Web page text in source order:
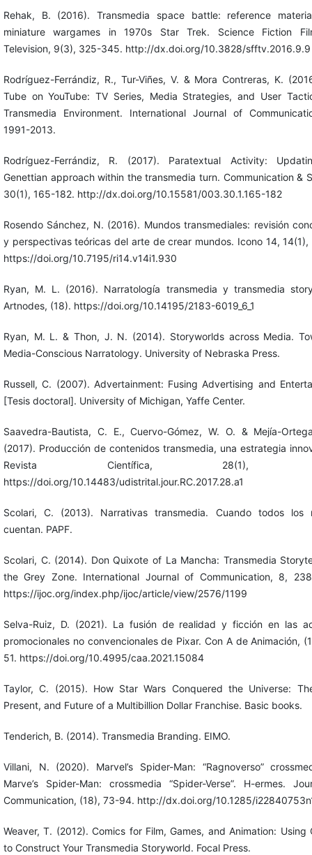
Rehak, B. (2016). Transmedia space battle: reference
miniature wargames in 1970s Star Trek. Science Fiction
Television, 9(3), 325-345. http://dx.doi.org/10.3828/sfftv.2016.9.9
Rodríguez-Ferrándiz, R., Tur-Viñes, V. & Mora Contreras, K.
Tube on YouTube: TV Series, Media Strategies, and User
Transmedia Environment. International Journal of
1991-2013.
Rodríguez-Ferrándiz, R. (2017). Paratextual Activity:
Genettian approach within the transmedia turn. Communication &
30(1), 165-182. http://dx.doi.org/10.15581/003.30.1.165-182
Rosendo Sánchez, N. (2016). Mundos transmediales: revisión
y perspectivas teóricas del arte de crear mundos. Icono 14,
https://doi.org/10.7195/ri14.v14i1.930
Ryan, M. L. (2016). Narratología transmedia y transmedia
Artnodes, (18). https://doi.org/10.14195/2183-6019_6_1
Ryan, M. L. & Thon, J. N. (2014). Storyworlds across Media.
Media-Conscious Narratology. University of Nebraska Press.
Russell, C. (2007). Advertainment: Fusing Advertising and
[Tesis doctoral]. University of Michigan, Yaffe Center.
Saavedra-Bautista, C. E., Cuervo-Gómez, W. O. & Mejía-
(2017). Producción de contenidos transmedia, una estrategia
Revista Científica, 28(1), 6-
https://doi.org/10.14483/udistrital.jour.RC.2017.28.a1
Scolari, C. (2013). Narrativas transmedia. Cuando todos los
cuentan. PAPF.
Scolari, C. (2014). Don Quixote of La Mancha: Transmedia
the Grey Zone. International Journal of Communication, 8,
https://ijoc.org/index.php/ijoc/article/view/2576/1199
Selva-Ruiz, D. (2021). La fusión de realidad y ficción en las
promocionales no convencionales de Pixar. Con A de Animación,
51. https://doi.org/10.4995/caa.2021.15084
Taylor, C. (2015). How Star Wars Conquered the Universe:
Present, and Future of a Multibillion Dollar Franchise. Basic books.
Tenderich, B. (2014). Transmedia Branding. EIMO.
Villani, N. (2020). Marvel’s Spider-Man: “Ragnoverso”
Marve’s Spider-Man: crossmedia “Spider-Verse”. H-ermes.
Communication, (18), 73-94. http://dx.doi.org/10.1285/
Weaver, T. (2012). Comics for Film, Games, and Animation: Using
to Construct Your Transmedia Storyworld. Focal Press.